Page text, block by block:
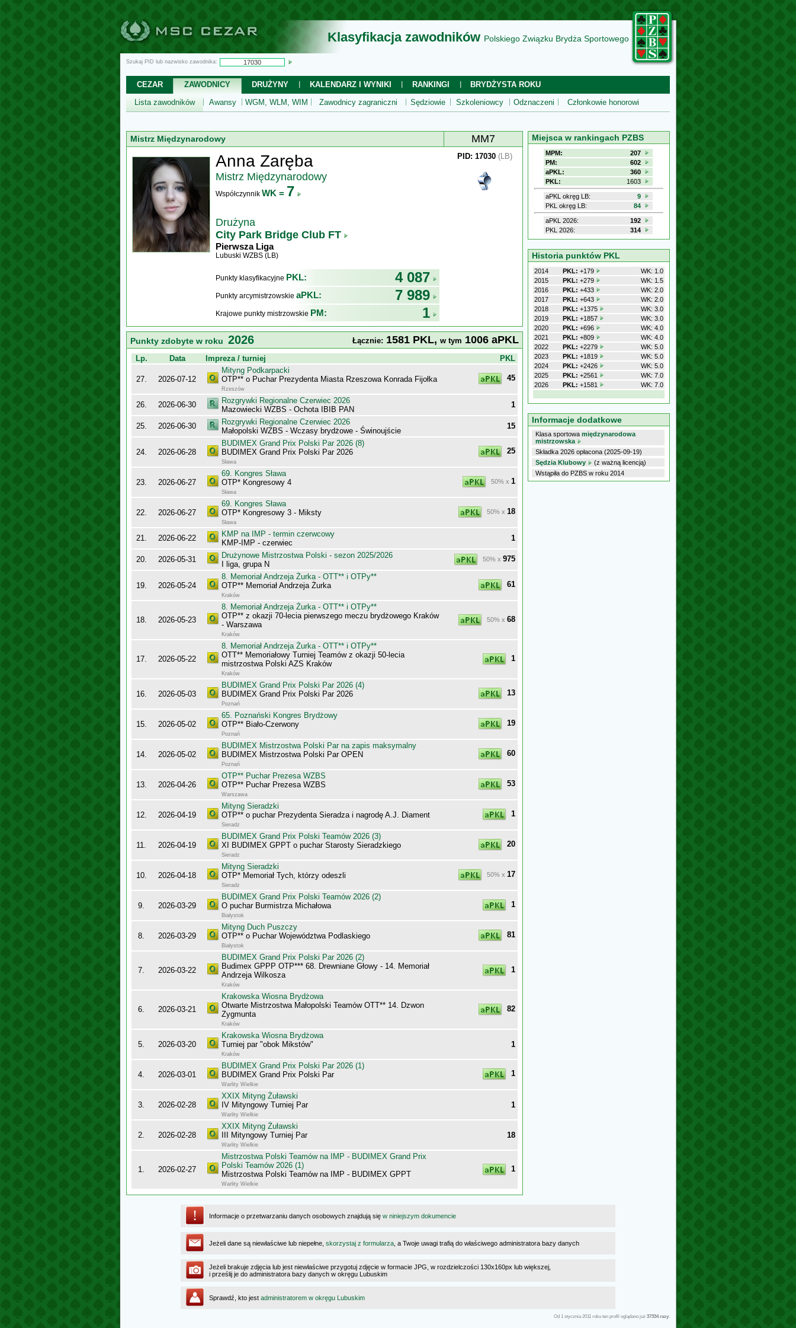
Klasyfikacja zawodników Polskiego Związku Brydża Sportowego
Szukaj PID lub nazwisko zawodnika:
CEZAR ZAWODNICY DRUŻYNY KALENDARZ I WYNIKI RANKINGI
BRYDŻYSTA ROKU
Lista zawodników
Awansy WGM, WLM, WIM Zawodnicy zagraniczni Sędziowie Szkoleniowcy Odznaczeni Członkowie honorowi
Mistrz Międzynarodowy MM7
Anna Zaręba
Mistrz Międzynarodowy
Współczynnik WK = 7
Drużyna
City Park Bridge Club FT
Pierwsza Liga
Lubuski WZBS (LB)
Punkty klasyfikacyjne PKL: 4 087
Punkty arcymistrzowskie aPKL: 7 989
Krajowe punkty mistrzowskie PM: 1
PID: 17030 (LB)
Punkty zdobyte w roku 2026 Łącznie: 1581 PKL, w tym 1006 aPKL
Lp. Data Impreza / turniej PKL
27. 2026-07-12
Mityng Podkarpacki
OTP** o Puchar Prezydenta Miasta Rzeszowa Konrada Fijołka
Rzeszów
45
26. 2026-06-30
Rozgrywki Regionalne Czerwiec 2026
Mazowiecki WZBS - Ochota IBIB PAN
1
25. 2026-06-30
Rozgrywki Regionalne Czerwiec 2026
Małopolski WZBS - Wczasy brydżowe - Świnoujście
15
24. 2026-06-28
BUDIMEX Grand Prix Polski Par 2026 (8)
BUDIMEX Grand Prix Polski Par 2026
Sława
25
23. 2026-06-27
69. Kongres Sława
OTP* Kongresowy 4
Sława
50% x 1
22. 2026-06-27
69. Kongres Sława
OTP* Kongresowy 3 - Miksty
Sława
50% x 18
21. 2026-06-22
KMP na IMP - termin czerwcowy
KMP-IMP - czerwiec
1
20. 2026-05-31
Drużynowe Mistrzostwa Polski - sezon 2025/2026
I liga, grupa N
50% x 975
19. 2026-05-24
8. Memoriał Andrzeja Żurka - OTT** i OTPy**
OTP** Memoriał Andrzeja Żurka
Kraków
61
18. 2026-05-23
8. Memoriał Andrzeja Żurka - OTT** i OTPy**
OTP** z okazji 70-lecia pierwszego meczu brydżowego Kraków
- Warszawa
Kraków
50% x 68
17. 2026-05-22
8. Memoriał Andrzeja Żurka - OTT** i OTPy**
OTT** Memoriałowy Turniej Teamów z okazji 50-lecia
mistrzostwa Polski AZS Kraków
Kraków
1
16. 2026-05-03
BUDIMEX Grand Prix Polski Par 2026 (4)
BUDIMEX Grand Prix Polski Par 2026
Poznań
13
15. 2026-05-02
65. Poznański Kongres Brydżowy
OTP** Biało-Czerwony
Poznań
19
14. 2026-05-02
BUDIMEX Mistrzostwa Polski Par na zapis maksymalny
BUDIMEX Mistrzostwa Polski Par OPEN
Poznań
60
13. 2026-04-26
OTP** Puchar Prezesa WZBS
OTP** Puchar Prezesa WZBS
Warszawa
53
12. 2026-04-19
Mityng Sieradzki
OTP** o puchar Prezydenta Sieradza i nagrodę A.J. Diament
Sieradz
1
11. 2026-04-19
BUDIMEX Grand Prix Polski Teamów 2026 (3)
XI BUDIMEX GPPT o puchar Starosty Sieradzkiego
Sieradz
20
10. 2026-04-18
Mityng Sieradzki
OTP* Memoriał Tych, którzy odeszli
Sieradz
50% x 17
9. 2026-03-29
BUDIMEX Grand Prix Polski Teamów 2026 (2)
O puchar Burmistrza Michałowa
Białystok
1
8. 2026-03-29
Mityng Duch Puszczy
OTP** o Puchar Województwa Podlaskiego
Białystok
81
7. 2026-03-22
BUDIMEX Grand Prix Polski Par 2026 (2)
Budimex GPPP OTP*** 68. Drewniane Głowy - 14. Memoriał
Andrzeja Wilkosza
Kraków
1
6. 2026-03-21
Krakowska Wiosna Brydżowa
Otwarte Mistrzostwa Małopolski Teamów OTT** 14. Dzwon
Zygmunta
Kraków
82
5. 2026-03-20
Krakowska Wiosna Brydżowa
Turniej par "obok Mikstów"
Kraków
1
4. 2026-03-01
BUDIMEX Grand Prix Polski Par 2026 (1)
BUDIMEX Grand Prix Polski Par
Warlity Wielkie
1
3. 2026-02-28
XXIX Mityng Żuławski
IV Mityngowy Turniej Par
Warlity Wielkie
1
2. 2026-02-28
XXIX Mityng Żuławski
III Mityngowy Turniej Par
Warlity Wielkie
18
1. 2026-02-27
Mistrzostwa Polski Teamów na IMP - BUDIMEX Grand Prix
Polski Teamów 2026 (1)
Mistrzostwa Polski Teamów na IMP - BUDIMEX GPPT
Warlity Wielkie
1
Miejsca w rankingach PZBS
MPM:
207
PM:
602
aPKL:
360
PKL:
1603
aPKL okręg LB:
9
PKL okręg LB:
84
aPKL 2026:
192
PKL 2026:
314
Historia punktów PKL
2014 PKL: +179
WK: 1.0
2015
PKL: +279
WK: 1.5
2016
PKL: +433
WK: 2.0
2017
PKL: +643
WK: 2.0
2018
PKL: +1375
WK: 3.0
2019
PKL: +1857
WK: 3.0
2020
PKL: +696
WK: 4.0
2021
PKL: +809
WK: 4.0
2022
PKL: +2279
WK: 5.0
2023
PKL: +1819
WK: 5.0
2024
PKL: +2426
WK: 5.0
2025
PKL: +2561
WK: 7.0
2026
PKL: +1581 WK: 7.0
Informacje dodatkowe
Klasa sportowa międzynarodowa
mistrzowska
Składka 2026 opłacona (2025-09-19)
Sędzia Klubowy
(z ważną licencją)
Wstąpiła do PZBS w roku 2014
Informacje o przetwarzaniu danych osobowych znajdują się w niniejszym dokumencie
Jeżeli dane są niewłaściwe lub niepełne, skorzystaj z formularza , a Twoje uwagi trafią do właściwego administratora bazy danych
Jeżeli brakuje zdjęcia lub jest niewłaściwe przygotuj zdjęcie w formacie JPG, w rozdzielczości 130x160px lub większej,
i prześlij je do administratora bazy danych w okręgu Lubuskim
Sprawdź, kto jest administratorem w okręgu Lubuskim
Od 1 stycznia 2011 roku ten profil oglądano już 37334 razy.